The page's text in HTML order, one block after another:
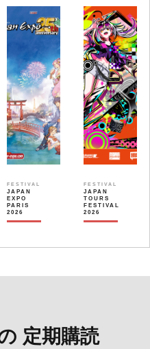
FESTIVAL
JAPAN
EXPO
PARIS
2026
FESTIVAL
JAPAN
TOURS
FESTIVAL
2026
定期購読